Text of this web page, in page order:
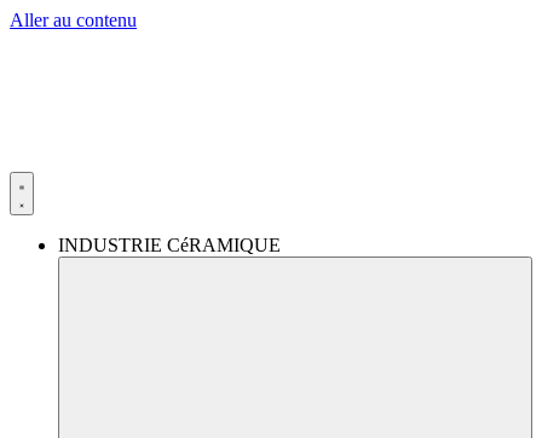
Aller au contenu
INDUSTRIE CéRAMIQUE